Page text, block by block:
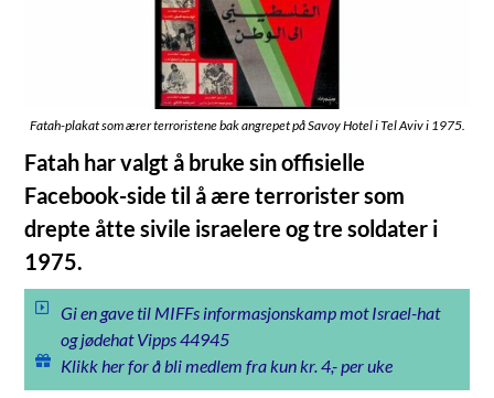
Fatah-plakat som ærer terroristene bak angrepet på Savoy Hotel i Tel Aviv i 1975.
Fatah har valgt å bruke sin offisielle
Facebook-side til å ære terrorister som
drepte åtte sivile israelere og tre soldater i
1975.
Gi en gave til MIFFs informasjonskamp mot Israel-hat
og jødehat Vipps 44945
Klikk her for å bli medlem fra kun kr. 4,- per uke